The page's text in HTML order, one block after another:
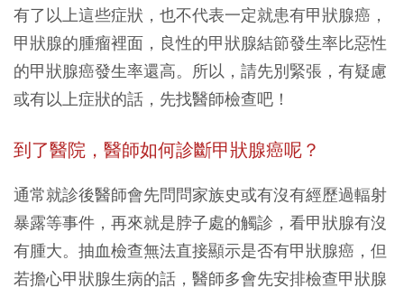
有了以上這些症狀，也不代表一定就患有甲狀腺癌，
甲狀腺的腫瘤裡面，良性的甲狀腺結節發生率比惡性
的甲狀腺癌發生率還高。所以，請先別緊張，有疑慮
或有以上症狀的話，先找醫師檢查吧！
到了醫院，醫師如何診斷甲狀腺癌呢？
通常就診後醫師會先問問家族史或有沒有經歷過輻射
暴露等事件，再來就是脖子處的觸診，看甲狀腺有沒
有腫大。抽血檢查無法直接顯示是否有甲狀腺癌，但
若擔心甲狀腺生病的話，醫師多會先安排檢查甲狀腺